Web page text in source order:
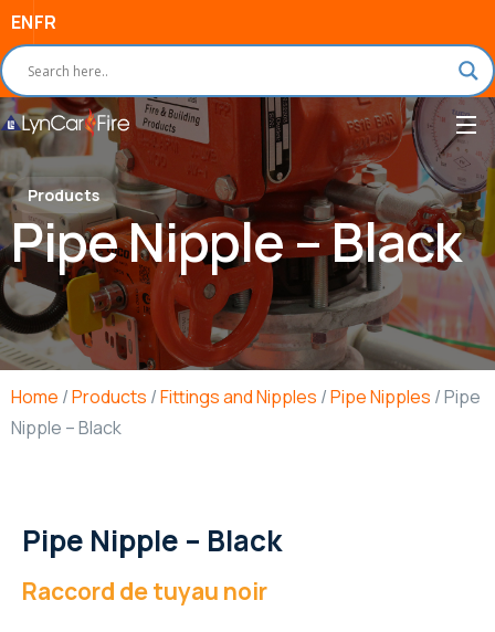
ENFR
Products
Pipe Nipple – Black
Home /Products /Fittings and Nipples /Pipe Nipples / Pipe
Nipple – Black
Pipe Nipple – Black
Raccord de tuyau noir